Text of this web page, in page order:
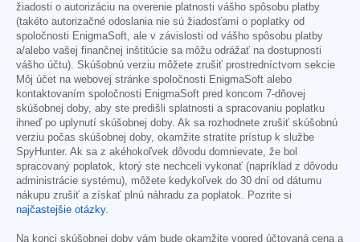
žiadosti o autorizáciu na overenie platnosti vášho spôsobu platby
(takéto autorizačné odoslania nie sú žiadosťami o poplatky od
spoločnosti EnigmaSoft, ale v závislosti od vášho spôsobu platby
a/alebo vašej finančnej inštitúcie sa môžu odrážať na dostupnosti
vášho účtu). Skúšobnú verziu môžete zrušiť prostredníctvom sekcie
Môj účet na webovej stránke spoločnosti EnigmaSoft alebo
kontaktovaním spoločnosti EnigmaSoft pred koncom 7-dňovej
skúšobnej doby, aby ste predišli splatnosti a spracovaniu poplatku
ihneď po uplynutí skúšobnej doby. Ak sa rozhodnete zrušiť skúšobnú
verziu počas skúšobnej doby, okamžite stratíte prístup k službe
SpyHunter. Ak sa z akéhokoľvek dôvodu domnievate, že bol
spracovaný poplatok, ktorý ste nechceli vykonať (napríklad z dôvodu
administrácie systému), môžete kedykoľvek do 30 dní od dátumu
nákupu zrušiť a získať plnú náhradu za poplatok. Pozrite si
najčastejšie otázky.
Na konci skúšobnej doby vám bude okamžite vopred účtovaná cena a